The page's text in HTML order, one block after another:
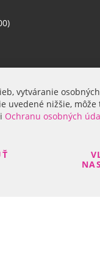
vytváranie
uvedené nižšie, môže
Ochranu osobných